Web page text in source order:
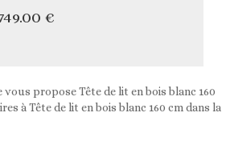
€
propose Tête de lit en bois blanc 160
à Tête de lit en bois blanc 160 cm dans la